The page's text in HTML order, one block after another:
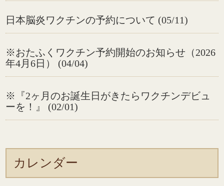
日本脳炎ワクチンの予約について (05/11)
※おたふくワクチン予約開始のお知らせ（2026
年4月6日） (04/04)
※『2ヶ月のお誕生日がきたらワクチンデビュ
ーを！』 (02/01)
カレンダー